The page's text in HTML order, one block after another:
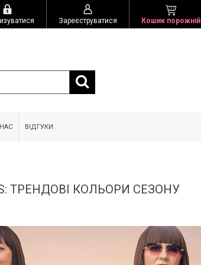
Зареєструватися Кошик порожній
ВІДГУКИ
ТРЕНДОВІ КОЛЬОРИ СЕЗОНУ